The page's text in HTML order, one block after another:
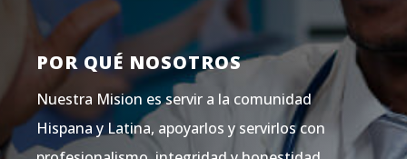
POR QUÉ NOSOTROS
Nuestra Mision es servir a la comunidad
Hispana y Latina, apoyarlos y servirlos con